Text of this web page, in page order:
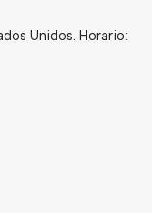
Unidos. Horario: